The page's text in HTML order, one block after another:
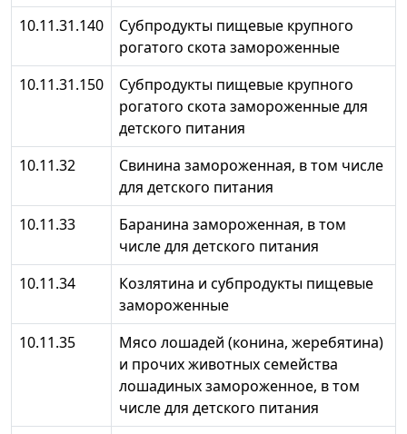
10.11.31.140
Субпродукты пищевые крупного
рогатого скота замороженные
10.11.31.150
Субпродукты пищевые крупного
рогатого скота замороженные для
детского питания
10.11.32
Свинина замороженная, в том числе
для детского питания
10.11.33
Баранина замороженная, в том
числе для детского питания
10.11.34
Козлятина и субпродукты пищевые
замороженные
10.11.35
Мясо лошадей (конина, жеребятина)
и прочих животных семейства
лошадиных замороженное, в том
числе для детского питания